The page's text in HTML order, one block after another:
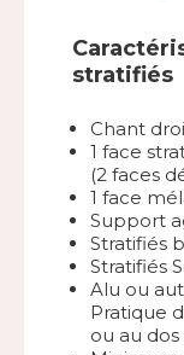
stratifiés
Chant
1 face
(2 faces
1 face
Support
Stratifiés
Stratifiés
Alu ou
Pratique
ou au